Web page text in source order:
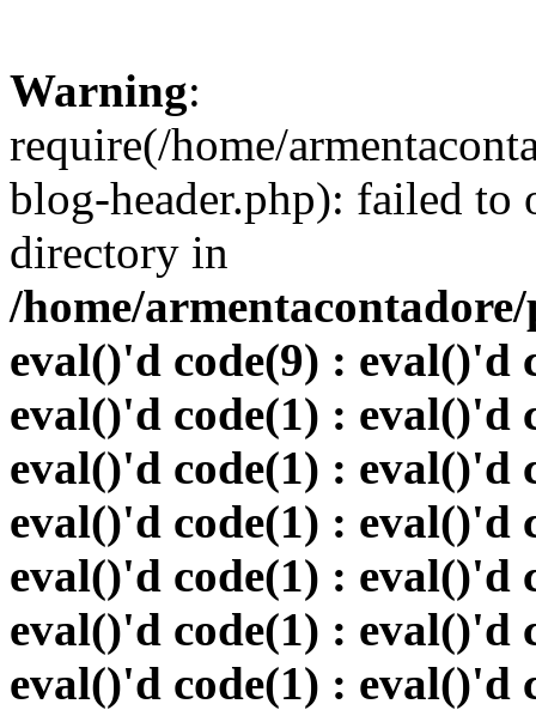
Warning:
require(/home/
blog-header.php): failed to
directory in
/home/
eval()'d code(9) : eval()'d
eval()'d code(1) : eval()'d
eval()'d code(1) : eval()'d
eval()'d code(1) : eval()'d
eval()'d code(1) : eval()'d
eval()'d code(1) : eval()'d
eval()'d code(1) : eval()'d